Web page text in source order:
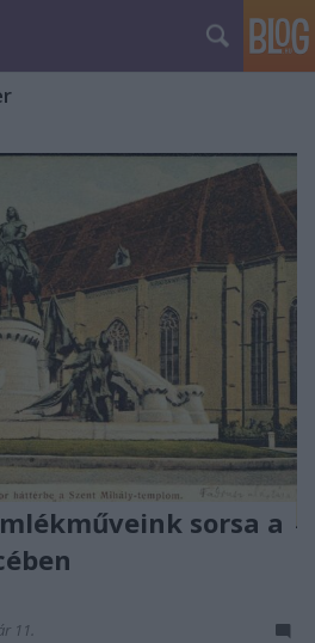
sorsa a
11.